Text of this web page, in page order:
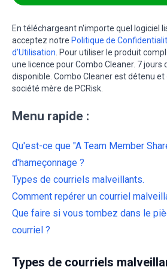
En téléchargeant n'importe quel logiciel
acceptez notre Politique de
d’Utilisation . Pour utiliser le produit
une licence pour Combo Cleaner. 7 jours
disponible. Combo Cleaner est détenu
société mère de PCRisk.
Menu rapide :
Qu'est-ce que "A Team Member
d'hameçonnage ?
Types de courriels malveillants.
Comment repérer un courriel
Que faire si vous tombez dans le
courriel ?
Types de courriels